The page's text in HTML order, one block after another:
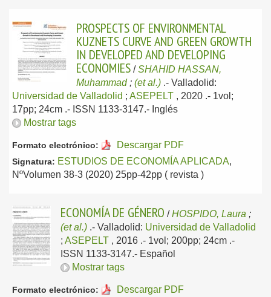
PROSPECTS OF ENVIRONMENTAL
KUZNETS CURVE AND GREEN GROWTH
IN DEVELOPED AND DEVELOPING
ECONOMIES /SHAHID HASSAN,
Muhammad; (et al.) .- Valladolid:
Universidad de Valladolid ; ASEPELT , 2020 .- 1vol;
17pp; 24cm .- ISSN 1133-3147.- Inglés
Mostrar tags
Formato electrónico: Descargar PDF
Signatura: ESTUDIOS DE ECONOMÍA APLICADA,
NºVolumen 38-3 (2020) 25pp-42pp ( revista )
ECONOMÍA DE GÉNERO /HOSPIDO, Laura ;
(et al.) .- Valladolid: Universidad de Valladolid
; ASEPELT , 2016 .- 1vol; 200pp; 24cm .-
ISSN 1133-3147.- Español
Mostrar tags
Formato electrónico: Descargar PDF